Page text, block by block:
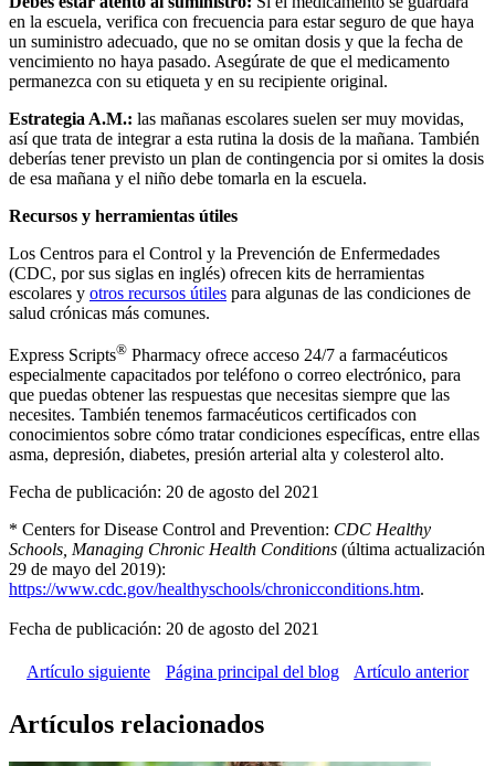
en la escuela, verifica con frecuencia para estar seguro de que haya
un suministro adecuado, que no se omitan dosis y que la fecha de
vencimiento no haya pasado. Asegúrate de que el medicamento
permanezca con su etiqueta y en su recipiente original.
Estrategia A.M.: las mañanas escolares suelen ser muy movidas,
así que trata de integrar a esta rutina la dosis de la mañana. También
deberías tener previsto un plan de contingencia por si omites la dosis
de esa mañana y el niño debe tomarla en la escuela.
Recursos y herramientas útiles
Los Centros para el Control y la Prevención de Enfermedades
(CDC, por sus siglas en inglés) ofrecen kits de herramientas
escolares y otros recursos útiles para algunas de las condiciones de
salud crónicas más comunes.
Express Scripts® Pharmacy ofrece acceso 24/7 a farmacéuticos
especialmente capacitados por teléfono o correo electrónico, para
que puedas obtener las respuestas que necesitas siempre que las
necesites. También tenemos farmacéuticos certificados con
conocimientos sobre cómo tratar condiciones específicas, entre ellas
asma, depresión, diabetes, presión arterial alta y colesterol alto.
Fecha de publicación: 20 de agosto del 2021
* Centers for Disease Control and Prevention: CDC Healthy
Schools, Managing Chronic Health Conditions (última actualización
29 de mayo del 2019):
https://www.cdc.gov/healthyschools/chronicconditions.htm.
Fecha de publicación: 20 de agosto del 2021
Artículo siguiente Página principal del blog Artículo anterior
Artículos relacionados